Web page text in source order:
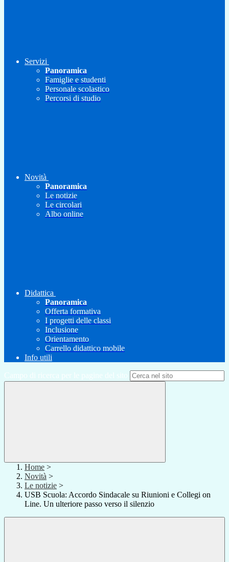
Servizi
Panoramica
Famiglie e studenti
Personale scolastico
Percorsi di studio
Novità
Panoramica
Le notizie
Le circolari
Albo online
Didattica
Panoramica
Offerta formativa
I progetti delle classi
Inclusione
Orientamento
Carrello didattico mobile
Info utili
Campo di ricerca per le pagine del sito
Home >
Novità >
Le notizie >
USB Scuola: Accordo Sindacale su Riunioni e Collegi on
Line. Un ulteriore passo verso il silenzio